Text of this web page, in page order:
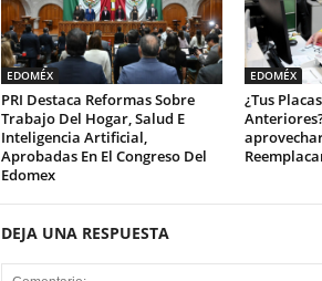
EDOMÉX
PRI Destaca Reformas Sobre
Trabajo Del Hogar, Salud E
Inteligencia Artificial,
Aprobadas En El Congreso Del
Edomex
EDOMÉX
¿Tus
DEJA UNA RESPUESTA